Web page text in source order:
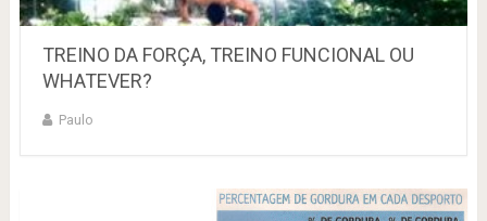
TREINO DA FORÇA, TREINO FUNCIONAL OU
WHATEVER?
Paulo